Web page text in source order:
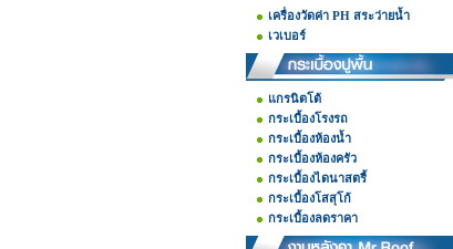
เครื่องวัดค่า PH สระว่ายน้ำ
เวเบอร์
แกรนิตโต้
กระเบื้องโรงรถ
กระเบื้องห้องน้ำ
กระเบื้องห้องครัว
กระเบื้องไดนาสตรี้
กระเบื้องโสสุโก้
กระเบื้องลดราคา